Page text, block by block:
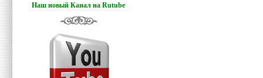
Наш новый Канал на Rutube